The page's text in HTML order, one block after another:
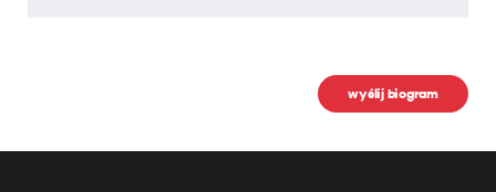
wyślij biogram